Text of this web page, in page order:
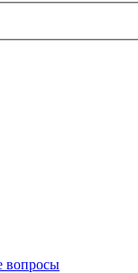
вопросы